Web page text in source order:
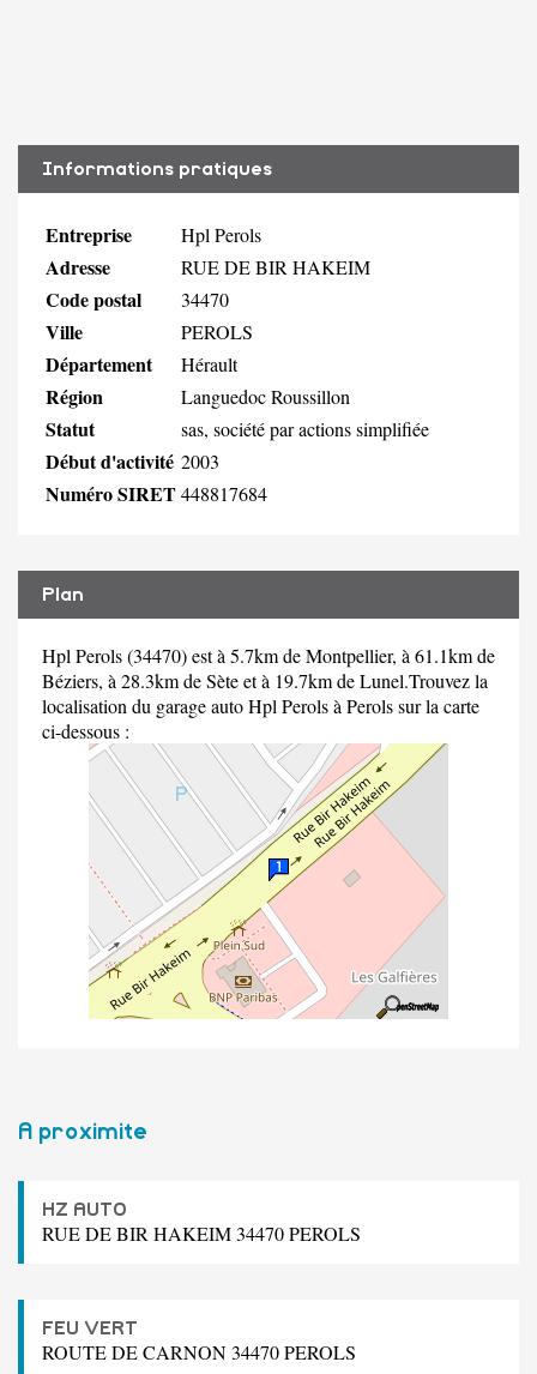
Informations pratiques
Entreprise Hpl Perols
Adresse RUE DE BIR HAKEIM
Code postal 34470
Ville PEROLS
Département Hérault
Région Languedoc Roussillon
Statut sas, société par actions simplifiée
Début d'activité 2003
Numéro SIRET448817684
Plan
Hpl Perols (34470) est à 5.7km de Montpellier, à 61.1km de
Béziers, à 28.3km de Sète et à 19.7km de Lunel.Trouvez la
localisation du garage auto Hpl Perols à Perols sur la carte
ci-dessous :
A proximite
HZ AUTO
RUE DE BIR HAKEIM 34470 PEROLS
FEU VERT
ROUTE DE CARNON 34470 PEROLS